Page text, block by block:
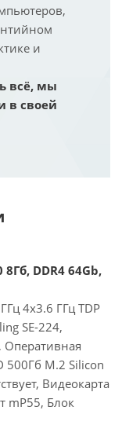
и
всё, мы
в своей
DDR4 64Gb,
4x3.6 ГГц TDP
SE-224,
Оперативная
500Гб M.2 Silicon
Видеокарта
mP55, Блок